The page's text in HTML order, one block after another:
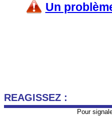
Un
REAGISSEZ :
Pour